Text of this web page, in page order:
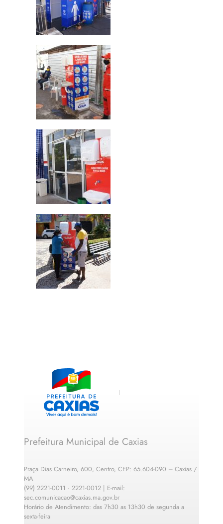
Prefeitura Municipal de Caxias
Praça Dias Carneiro, 600, Centro, CEP: 65.604-090 – Caxias /
MA
(99) 2221-0011 · 2221-0012 | E-mail:
sec.comunicacao@caxias.ma.gov.br
Horário de Atendimento: das 7h30 as 13h30 de segunda a
sexta-feira